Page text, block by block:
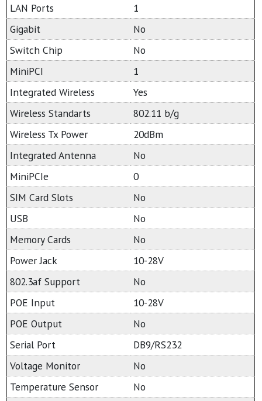
LAN Ports
1
Gigabit
No
Switch Chip
No
MiniPCI
1
Integrated Wireless
Yes
Wireless Standarts
802.11 b/g
Wireless Tx Power
20dBm
Integrated Antenna
No
MiniPCIe
0
SIM Card Slots
No
USB
No
Memory Cards
No
Power Jack
10-28V
802.3af Support
No
POE Input
10-28V
POE Output
No
Serial Port
DB9/RS232
Voltage Monitor
No
Temperature Sensor
No